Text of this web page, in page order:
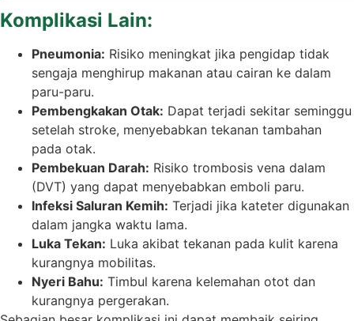
Komplikasi Lain:
Pneumonia: Risiko meningkat jika pengidap tidak
sengaja menghirup makanan atau cairan ke dalam
paru-paru.
Pembengkakan Otak: Dapat terjadi sekitar seminggu
setelah stroke, menyebabkan tekanan tambahan
pada otak.
Pembekuan Darah: Risiko trombosis vena dalam
(DVT) yang dapat menyebabkan emboli paru.
Infeksi Saluran Kemih: Terjadi jika kateter digunakan
dalam jangka waktu lama.
Luka Tekan: Luka akibat tekanan pada kulit karena
kurangnya mobilitas.
Nyeri Bahu: Timbul karena kelemahan otot dan
kurangnya pergerakan.